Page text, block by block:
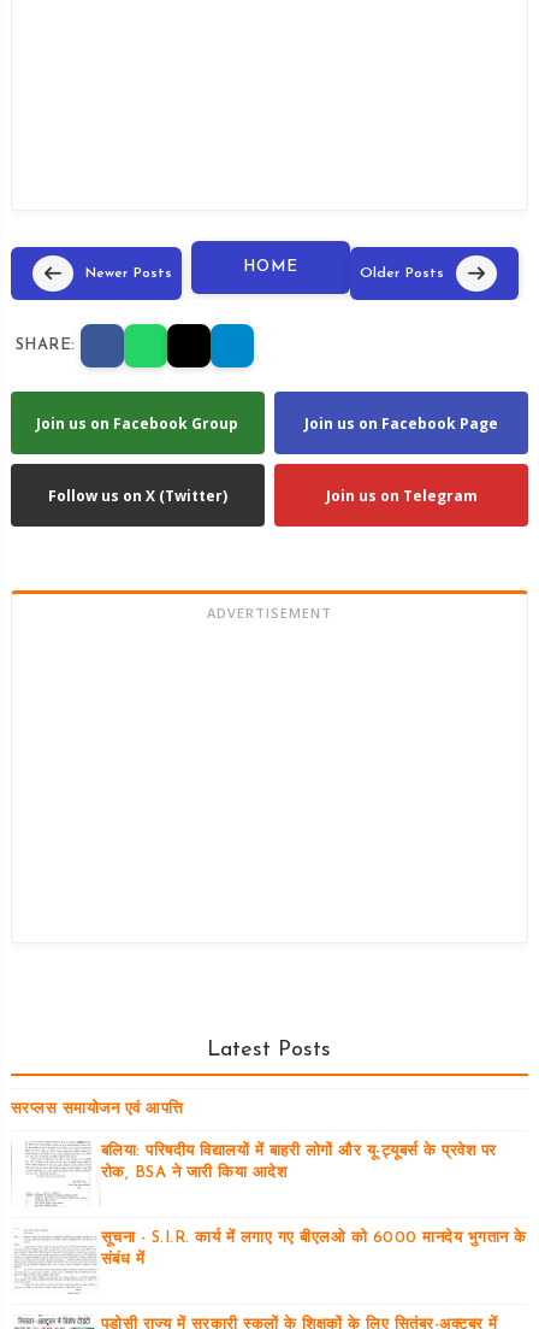
Newer Posts HOME Older Posts
SHARE:
Join us on Facebook Group Join us on Facebook Page
Follow us on X (Twitter) Join us on Telegram
ADVERTISEMENT
Latest Posts
सरप्लस समायोजन एवं आपत्ति
बलिया: परिषदीय विद्यालयों में बाहरी लोगों और यू-ट्यूबर्स के प्रवेश पर
रोक, BSA ने जारी किया आदेश
सूचना - S.I.R. कार्य में लगाए गए बीएलओ को 6000 मानदेय भुगतान के
संबंध में
पड़ोसी राज्य में सरकारी स्कूलों के शिक्षकों के लिए सितंबर-अक्टूबर में